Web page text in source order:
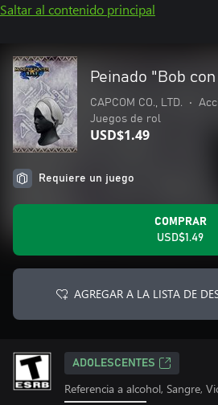
Saltar al contenido principal
Peinado "Bob
CAPCOM CO., LTD. •
Juegos de rol
USD$1.49
Requiere un juego
COMPRAR
USD$1.49
AGREGAR A LA LISTA DE
ADOLESCENTES
Referencia a alcohol, Sangre,